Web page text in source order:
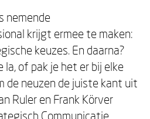
nemende
krijgt ermee te maken:
keuzes. En daarna?
la, of pak je het er bij elke
de neuzen de juiste kant uit
Ruler en Frank Körver
Communicatie